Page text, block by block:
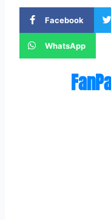
Facebook
WhatsApp